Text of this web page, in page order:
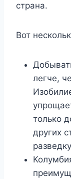
страна.
Вот
легче,
только
других